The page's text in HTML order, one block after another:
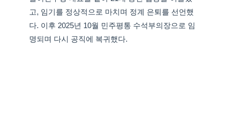
고, 임기를 정상적으로 마치며 정계 은퇴를 선언했
다. 이후 2025년 10월 민주평통 수석부의장으로 임
명되며 다시 공직에 복귀했다.